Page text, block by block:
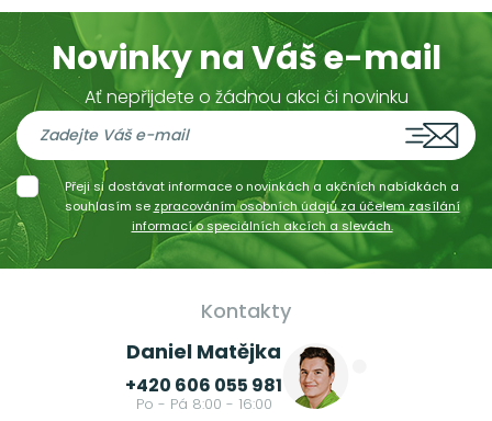
Novinky na Váš e-mail
Ať nepřijdete o žádnou akci či novinku
Přeji si dostávat informace o novinkách a akčních nabídkách a
souhlasím se zpracováním osobních údajů za účelem zasílání
informací o speciálních akcích a slevách.
Kontakty
Daniel Matějka
+420 606 055 981
Po - Pá 8:00 - 16:00